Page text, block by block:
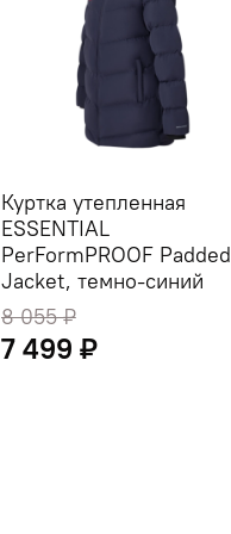
Куртка утепленная
ESSENTIAL
PerFormPROOF Padded
Jacket, темно-синий
8 055 ₽
7 499 ₽